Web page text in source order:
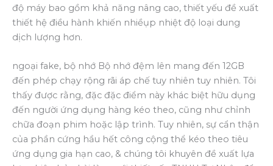
độ máy bao gồm khả năng nâng cao, thiết yếu đề xuất
thiết hệ điều hành khiến nhiềụp nhiệt độ loại dung
dịch lượng hơn.
ngoại fake, bộ nhớ Bộ nhớ đệm lên mang đến 12GB
đến phép chạy rộng rãi áp chế tuy nhiên tuy nhiên. Tôi
thấy được rằng, đặc đặc điểm này khác biệt hữu dụng
đến người ứng dụng hàng kéo theo, cũng như chỉnh
chữa đoạn phim hoặc lập trình. Tuy nhiên, sự cẩn thận
của phần cứng hầu hết công cộng thể kéo theo tiêu
ứng dụng gia hạn cao, & chúng tôi khuyên đề xuất lựa